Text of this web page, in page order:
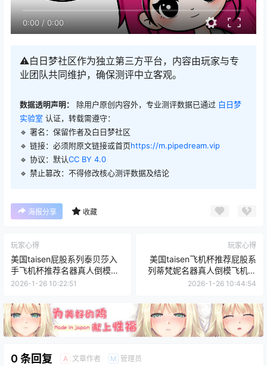
0:00/0:00
⚠️白日梦社区作为独立第三方平台，内容由玩家与专
业团队共同维护，确保测评中立客观。
数据透明声明： 除用户原创内容外，专业测评数据已通过 白日梦
实验室 认证，转载需遵守：
🔹 署名：保留作者及白日梦社区
🔹 链接：必须附原文链接或首页https://m.pipedream.vip
🔹 协议：默认CC BY 4.0
🔹 禁止篡改：不得修改核心测评数据及结论
海报分享 收藏
玩家心得
美国taisen屁股系列泰贝莎入
手飞机杯推荐名器真人倒模飞
机杯测评
2026-1-26 10:22:51
玩家心得
美国taisen飞机杯推荐屁股系
列蒂梵妮名器真人倒模飞机杯
测评
2026-1-26 10:44:54
0 条回复 A 文章作者 M 管理员